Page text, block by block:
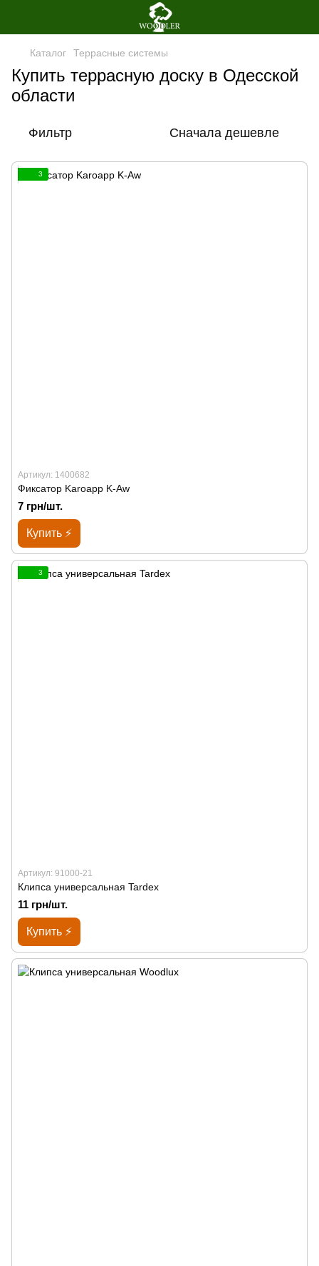
Каталог Террасные системы
Купить террасную доску в Одесской
области
Фильтр Сначала дешевле
3
Артикул: 1400682
Фиксатор Karoapp K-Aw
7 грн/шт.
Купить ⚡
3
Артикул: 91000-21
Клипса универсальная Tardex
11 грн/шт.
Купить ⚡